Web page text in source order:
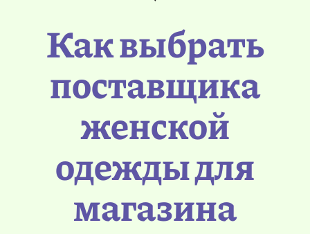
Как выбрать
поставщика
женской
одежды для
магазина